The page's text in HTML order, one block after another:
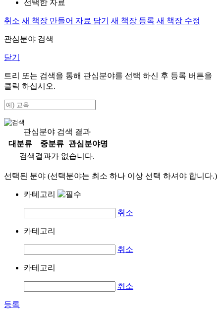
선택한 자료
취소 새 책장 만들어 자료 담기 새 책장 등록 새 책장 수정
관심분야 검색
닫기
트리 또는 검색을 통해 관심분야를 선택 하신 후 등록 버튼을
클릭 하십시오.
관심분야 검색 결과
대분류
중분류
관심분야명
검색결과가 없습니다.
선택된 분야 (선택분야는 최소 하나 이상 선택 하셔야 합니다.)
카테고리
취소
카테고리
취소
카테고리
취소
등록